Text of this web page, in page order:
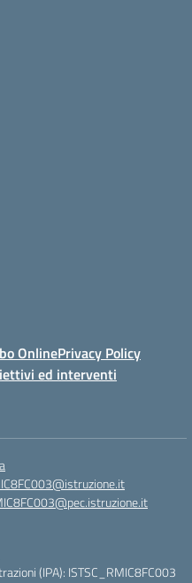
OnlinePrivacy Policy
ed interventi
(IPA): ISTSC_RMIC8FC003